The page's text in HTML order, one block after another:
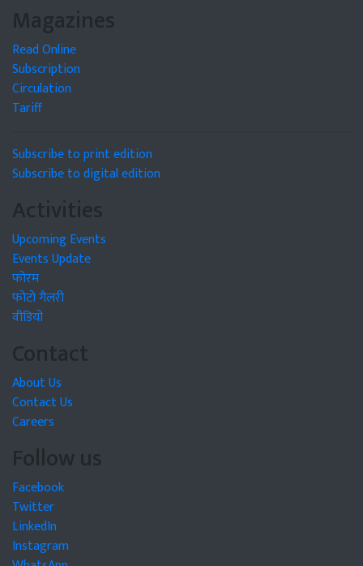
Magazines
Read Online
Subscription
Circulation
Tariff
Subscribe to print edition
Subscribe to digital edition
Activities
Upcoming Events
Events Update
फोरम
फोटो गैलरी
वीडियो
Contact
About Us
Contact Us
Careers
Follow us
Facebook
Twitter
LinkedIn
Instagram